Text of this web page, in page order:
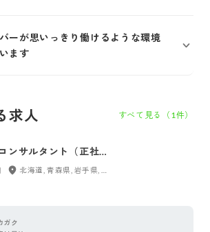
ーが思いっきり働けるような環境
ます
求人 すべて見る（ 1 件）
ンサルタント（正社
ガク